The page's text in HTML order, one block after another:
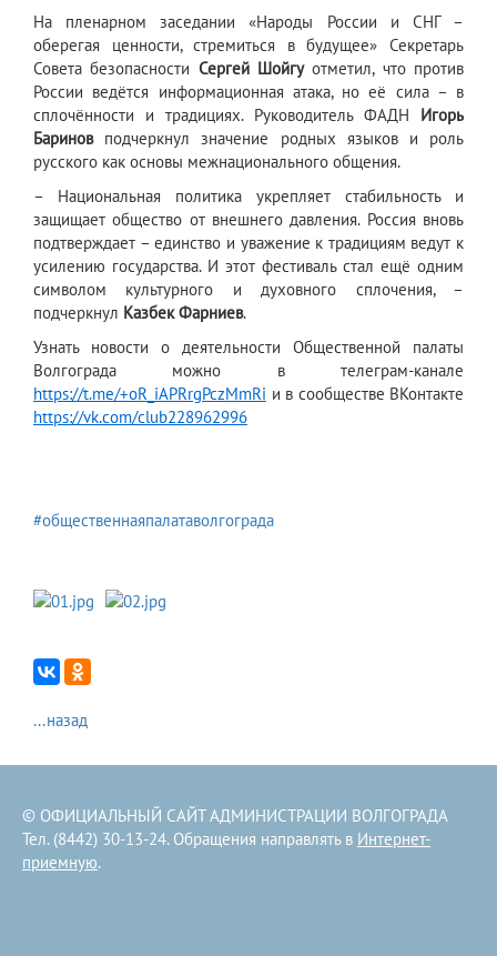
На пленарном заседании «Народы России и СНГ –
оберегая ценности, стремиться в будущее» Секретарь
Совета безопасности Сергей Шойгуотметил, что против
России ведётся информационная атака, но её сила – в
сплочённости и традициях. Руководитель ФАДН Игорь
Бариновподчеркнул значение родных языков и роль
русского как основы межнационального общения.
– Национальная политика укрепляет стабильность и
защищает общество от внешнего давления. Россия вновь
подтверждает – единство и уважение к традициям ведут к
усилению государства. И этот фестиваль стал ещё одним
символом культурного и духовного сплочения, –
подчеркнул Казбек Фарниев.
Узнать новости о деятельности Общественной палаты
Волгограда можно в телеграм-канале
https://t.me/+oR_iAPRrgPczMmRi и в сообществе ВКонтакте
https://vk.com/club228962996
#общественнаяпалатаволгограда
...назад
© ОФИЦИАЛЬНЫЙ САЙТ АДМИНИСТРАЦИИ ВОЛГОГРАДА
Тел. (8442) 30-13-24. Обращения направлять в Интернет-
приемную.